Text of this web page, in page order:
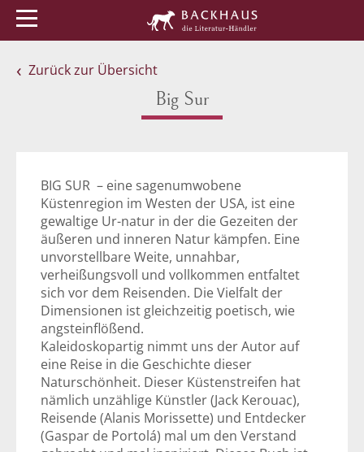
Zurück zur Übersicht
Big Sur
BIG SUR – eine sagenumwobene
Küstenregion im Westen der USA, ist eine
gewaltige Ur-natur in der die Gezeiten der
äußeren und inneren Natur kämpfen. Eine
unvorstellbare Weite, unnahbar,
verheißungsvoll und vollkommen entfaltet
sich vor dem Reisenden. Die Vielfalt der
Dimensionen ist gleichzeitig poetisch, wie
angsteinflößend.
Kaleidoskopartig nimmt uns der Autor auf
eine Reise in die Geschichte dieser
Naturschönheit. Dieser Küstenstreifen hat
nämlich unzählige Künstler (Jack Kerouac),
Reisende (Alanis Morissette) und Entdecker
(Gaspar de Portolá) mal um den Verstand